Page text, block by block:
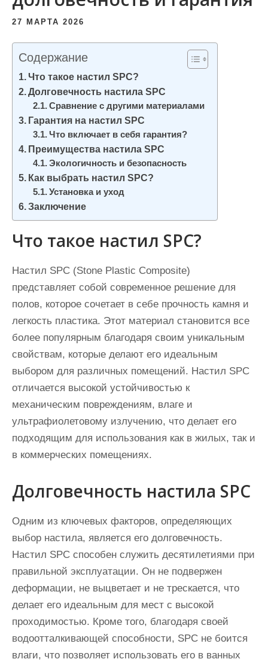
27 МАРТА 2026
Содержание
Что такое настил SPC?
Долговечность настила SPC
Сравнение с другими материалами
Гарантия на настил SPC
Что включает в себя гарантия?
Преимущества настила SPC
Экологичность и безопасность
Как выбрать настил SPC?
Установка и уход
Заключение
Что такое настил SPC?
Настил SPC (Stone Plastic Composite)
представляет собой современное решение для
полов, которое сочетает в себе прочность камня и
легкость пластика. Этот материал становится все
более популярным благодаря своим уникальным
свойствам, которые делают его идеальным
выбором для различных помещений. Настил SPC
отличается высокой устойчивостью к
механическим повреждениям, влаге и
ультрафиолетовому излучению, что делает его
подходящим для использования как в жилых, так и
в коммерческих помещениях.
Долговечность настила SPC
Одним из ключевых факторов, определяющих
выбор настила, является его долговечность.
Настил SPC способен служить десятилетиями при
правильной эксплуатации. Он не подвержен
деформации, не выцветает и не трескается, что
делает его идеальным для мест с высокой
проходимостью. Кроме того, благодаря своей
водоотталкивающей способности, SPC не боится
влаги, что позволяет использовать его в ванных